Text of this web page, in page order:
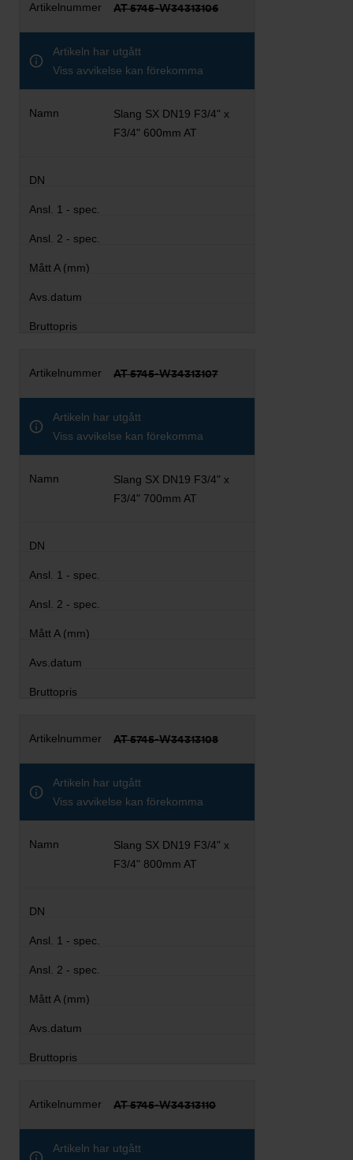
AT 5745-W34313106
Artikeln har utgått
Viss avvikelse kan förekomma
Slang SX DN19 F3/4" x
F3/4" 600mm AT
AT 5745-W34313107
Artikeln har utgått
Viss avvikelse kan förekomma
Slang SX DN19 F3/4" x
F3/4" 700mm AT
AT 5745-W34313108
Artikeln har utgått
Viss avvikelse kan förekomma
Slang SX DN19 F3/4" x
F3/4" 800mm AT
AT 5745-W34313110
Artikeln har utgått